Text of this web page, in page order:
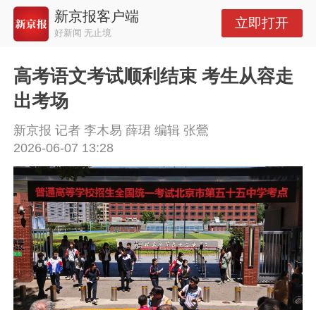
新京报客户端
好新闻 无止境
立即打开
高考语文考试顺利结束 考生从容走
出考场
新京报 记者 李木易 薛珺 编辑 张鶯
2026-06-07 13:28